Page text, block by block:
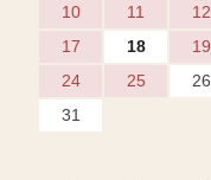
10
11 12
17
18 19
24
25 26
31